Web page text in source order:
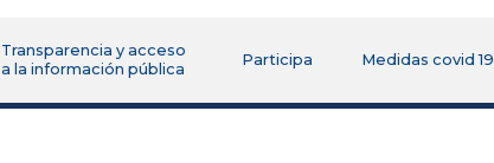
Transparencia y acceso
a la información pública
Participa Medidas covid 19